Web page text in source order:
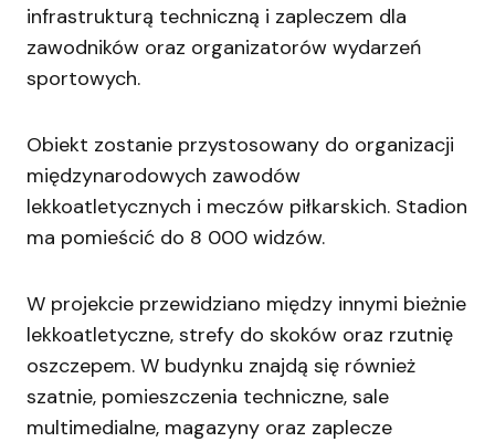
infrastrukturą techniczną i zapleczem dla
zawodników oraz organizatorów wydarzeń
sportowych.
Obiekt zostanie przystosowany do organizacji
międzynarodowych zawodów
lekkoatletycznych i meczów piłkarskich. Stadion
ma pomieścić do 8 000 widzów.
W projekcie przewidziano między innymi bieżnie
lekkoatletyczne, strefy do skoków oraz rzutnię
oszczepem. W budynku znajdą się również
szatnie, pomieszczenia techniczne, sale
multimedialne, magazyny oraz zaplecze